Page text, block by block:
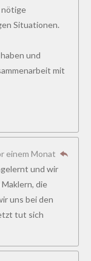
nötige
Situationen.
und
mit
einem Monat
und wir
die
uns bei den
tut sich